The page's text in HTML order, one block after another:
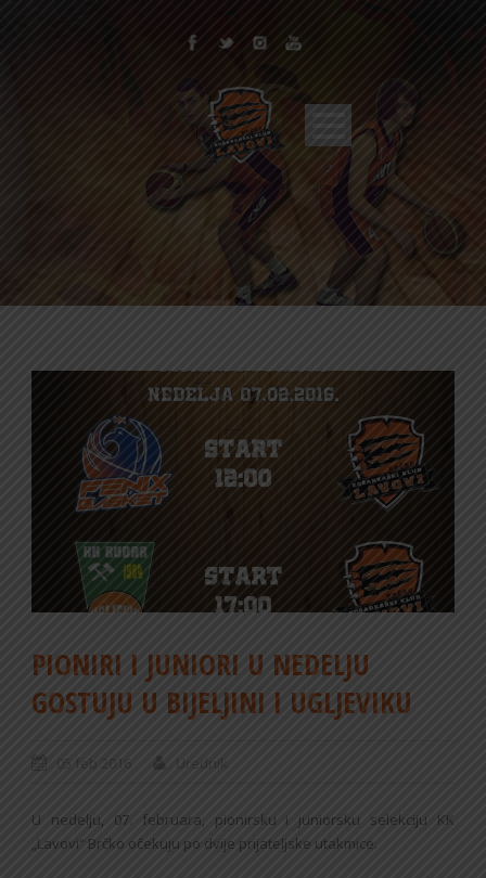
PIONIRI I JUNIORI U NEDELJU
GOSTUJU U BIJELJINI I UGLJEVIKU
05 feb 2016 Urednik
U nedelju, 07. februara, pionirsku i juniorsku selekciju KK
„Lavovi“ Brčko očekuju po dvije prijateljske utakmice.